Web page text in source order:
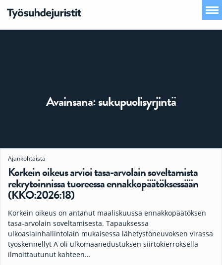
Avainsana:sukupuolisyrjintä
Ajankohtaista
Korkein oikeus arvioi tasa-arvolain soveltamista
rekrytoinnissa tuoreessa ennakkopäätöksessään
(KKO:2026:18)
Korkein oikeus on antanut maaliskuussa ennakkopäätöksen
tasa-arvolain soveltamisesta. Tapauksessa
ulkoasiainhallintolain mukaisessa lähetystöneuvoksen virassa
työskennellyt A oli ulkomaanedustuksen siirtokierroksella
ilmoittautunut kahteen…